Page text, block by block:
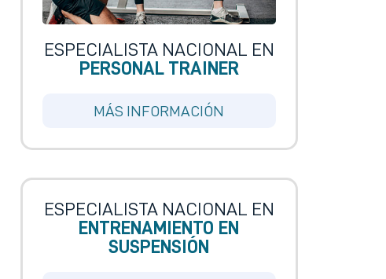
ESPECIALISTA NACIONAL EN
PERSONAL TRAINER
MÁS INFORMACIÓN
ESPECIALISTA NACIONAL EN
ENTRENAMIENTO EN
SUSPENSIÓN